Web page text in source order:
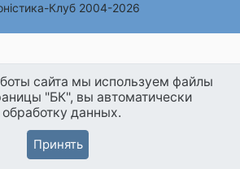
Клуб 2004-2026
сайта мы используем файлы
"БК", вы автоматически
данных.
Принять